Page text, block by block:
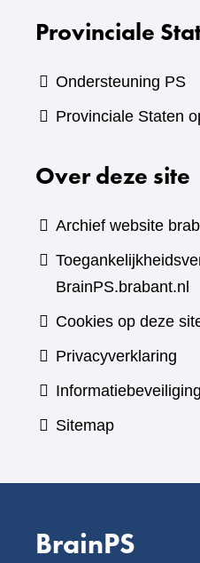
Provinciale
Ondersteuning PS
Provinciale Staten
Over deze site
Archief website
BrainPS.brabant.nl
Cookies op deze
Privacyverklaring
Informatiebeveiliging
Sitemap
BrainPS